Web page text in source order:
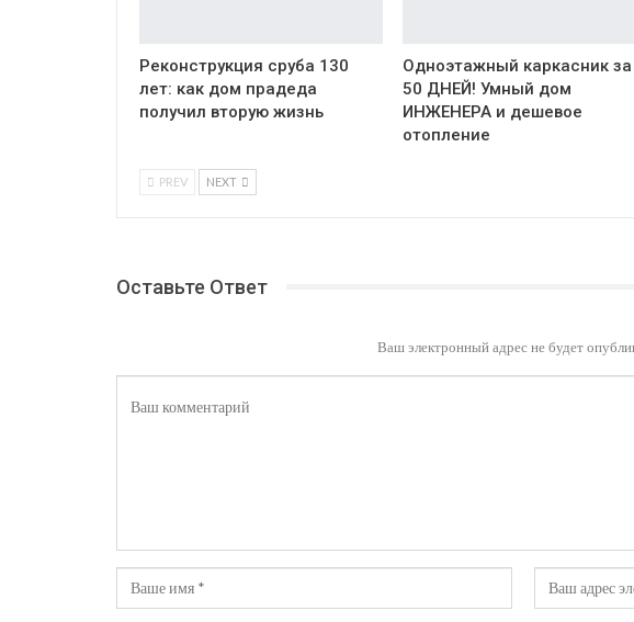
Реконструкция сруба 130
лет: как дом прадеда
получил вторую жизнь
Одноэтажный каркасник за
50 ДНЕЙ! Умный дом
ИНЖЕНЕРА и дешевое
отопление
PREV NEXT
Оставьте Ответ
Ваш электронный адрес не будет